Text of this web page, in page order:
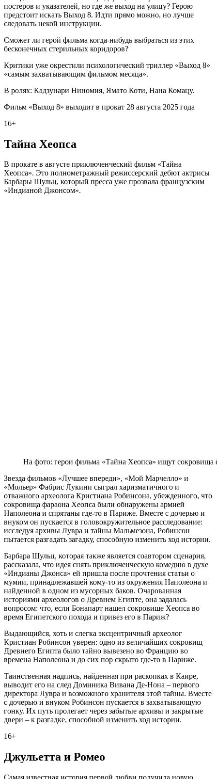
постеров и указателей, но где же выход на улицу? Герою
предстоит искать Выход 8. Идти прямо можно, но лучше
следовать некой инструкции.
Сможет ли герой фильма когда-нибудь выбраться из этих
бесконечных стерильных коридоров?
Критики уже окрестили психологический триллер «Выход 8»
«самым захватывающим фильмом месяца».
В ролях: Кадзунари Ниномия, Ямато Коти, Нана Комацу.
Фильм «Выход 8» выходит в прокат 28 августа 2025 года
16+
Тайна Хеопса
В прокате в августе приключенческий фильм «Тайна
Хеопса». Это полнометражный режиссерский дебют актрисы
Барбары Шульц, который пресса уже прозвала французским
«Индианой Джонсом».
На фото: герои фильма «Тайна Хеопса» ищут сокровища
Звезда фильмов «Лучшее впереди», «Мой Марчелло» и
«Мольер» Фабрис Лукини сыграл харизматичного и
отважного археолога Кристиана Робинсона, убежденного, что
сокровища фараона Хеопса были обнаружены армией
Наполеона и спрятаны где-то в Париже. Вместе с дочерью и
внуком он пускается в головокружительное расследование:
исследуя архивы Лувра и тайны Мальмезона, Робинсон
пытается разгадать загадку, способную изменить ход истории.
Барбара Шульц, которая также является соавтором сценария,
рассказала, что идея снять приключенческую комедию в духе
«Индианы Джонса» ей пришла после прочтения статьи о
мумии, принадлежавшей кому-то из окружения Наполеона и
найденной в одном из мусорных баков. Очарованная
историями археологов о Древнем Египте, она задалась
вопросом: что, если Бонапарт нашел сокровище Хеопса во
время Египетского похода и привез его в Париж?
Выдающийся, хоть и слегка эксцентричный археолог
Кристиан Робинсон уверен: одно из величайших сокровищ
Древнего Египта было тайно вывезено во Францию во
времена Наполеона и до сих пор скрыто где-то в Париже.
Таинственная надпись, найденная при раскопках в Каире,
выводит его на след Доминика Вивана Де-Нона – первого
директора Лувра и возможного хранителя этой тайны. Вместе
с дочерью и внуком Робинсон пускается в захватывающую
гонку. Их путь пролегает через забытые архивы и закрытые
двери – к разгадке, способной изменить ход истории.
16+
Джульетта и Ромео